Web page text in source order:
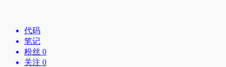
代码
笔记
粉丝 0
关注 0